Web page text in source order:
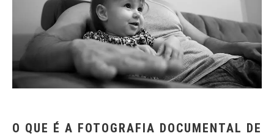
O QUE É A FOTOGRAFIA DOCUMENTAL DE